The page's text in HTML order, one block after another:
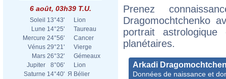
6 août, 03h39 T.U.
Soleil 13°43'
Lion
Lune 14°25'
Taureau
Mercure 24°56'
Cancer
Vénus 29°21'
Vierge
Mars 26°32'
Gémeaux
Jupiter
8°06'
Lion
Saturne 14°40' Я Bélier
Prenez
Dragomochtchenko
portrait
planétaires.
Arkadi
Données de naissance et